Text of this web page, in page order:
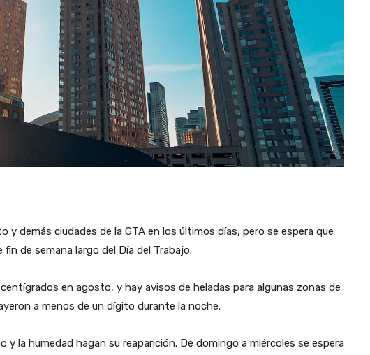
demás ciudades de la GTA en los últimos días, pero se espera que
de semana largo del Día del Trabajo.
en agosto, y hay avisos de heladas para algunas zonas de
a menos de un dígito durante la noche.
y la humedad hagan su reaparición. De domingo a miércoles se espera